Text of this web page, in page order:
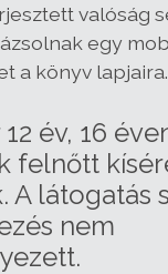
valóság
egy
a könyv lapjaira.
év, 16
felnőtt
A látogatás
nem